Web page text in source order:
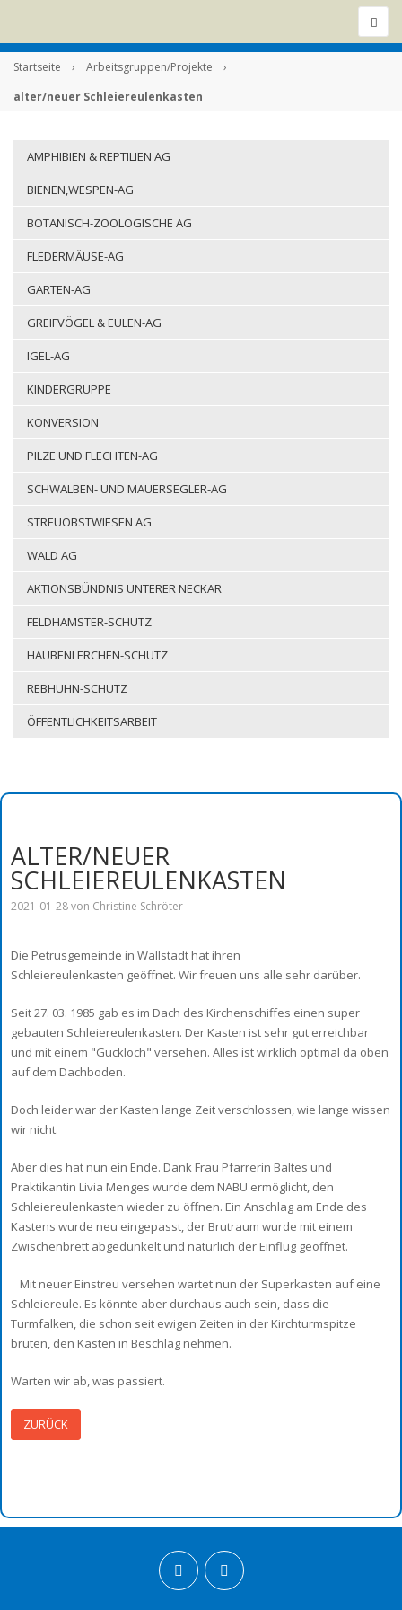
Startseite › Arbeitsgruppen/Projekte
›
alter/neuer Schleiereulenkasten
AMPHIBIEN & REPTILIEN AG
BIENEN,WESPEN-AG
BOTANISCH-ZOOLOGISCHE AG
FLEDERMÄUSE-AG
GARTEN-AG
GREIFVÖGEL & EULEN-AG
IGEL-AG
KINDERGRUPPE
KONVERSION
PILZE UND FLECHTEN-AG
SCHWALBEN- UND MAUERSEGLER-AG
STREUOBSTWIESEN AG
WALD AG
AKTIONSBÜNDNIS UNTERER NECKAR
FELDHAMSTER-SCHUTZ
HAUBENLERCHEN-SCHUTZ
REBHUHN-SCHUTZ
ÖFFENTLICHKEITSARBEIT
ALTER/NEUER
SCHLEIEREULENKASTEN
2021-01-28von Christine Schröter
Die Petrusgemeinde in Wallstadt hat ihren
Schleiereulenkasten geöffnet. Wir freuen uns alle sehr darüber.
Seit 27. 03. 1985 gab es im Dach des Kirchenschiffes einen super
gebauten Schleiereulenkasten. Der Kasten ist sehr gut erreichbar
und mit einem "Guckloch" versehen. Alles ist wirklich optimal da oben
auf dem Dachboden.
Doch leider war der Kasten lange Zeit verschlossen, wie lange wissen
wir nicht.
Aber dies hat nun ein Ende. Dank Frau Pfarrerin Baltes und
Praktikantin Livia Menges wurde dem NABU ermöglicht, den
Schleiereulenkasten wieder zu öffnen. Ein Anschlag am Ende des
Kastens wurde neu eingepasst, der Brutraum wurde mit einem
Zwischenbrett abgedunkelt und natürlich der Einflug geöffnet.
Mit neuer Einstreu versehen wartet nun der Superkasten auf eine
Schleiereule. Es könnte aber durchaus auch sein, dass die
Turmfalken, die schon seit ewigen Zeiten in der Kirchturmspitze
brüten, den Kasten in Beschlag nehmen.
Warten wir ab, was passiert.
ZURÜCK